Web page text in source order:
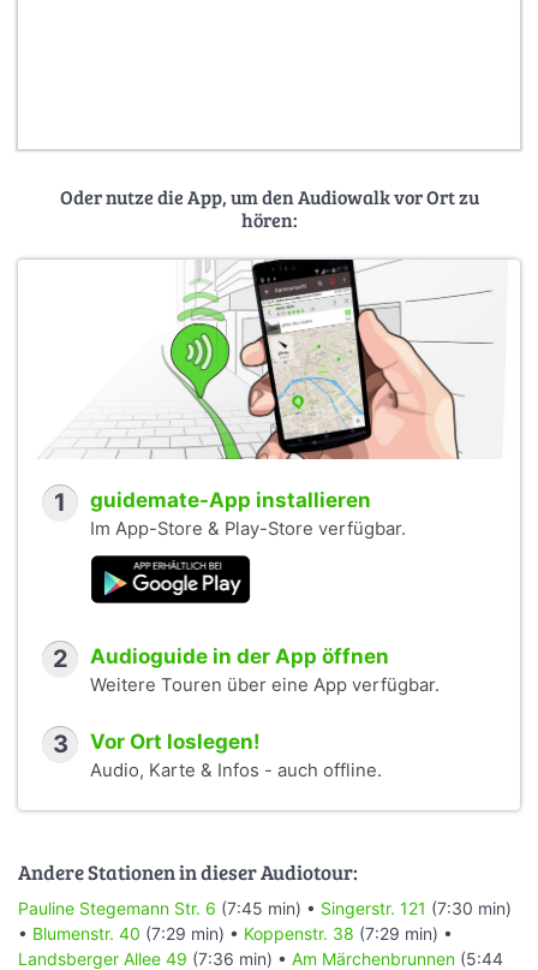
Oder nutze die App, um den Audiowalk vor Ort zu
hören:
1 guidemate-App installieren
Im App-Store & Play-Store verfügbar.
2 Audioguide in der App öffnen
Weitere Touren über eine App verfügbar.
3 Vor Ort loslegen!
Audio, Karte & Infos - auch offline.
Andere Stationen in dieser Audiotour:
Pauline Stegemann Str. 6 (7:45 min) • Singerstr. 121 (7:30 min)
• Blumenstr. 40 (7:29 min) • Koppenstr. 38 (7:29 min) •
Landsberger Allee 49 (7:36 min) • Am Märchenbrunnen (5:44